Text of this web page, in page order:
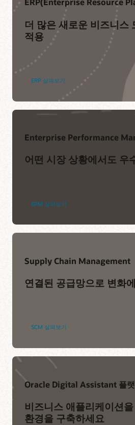
동료들이 활동하는 커뮤니티에 참여
Cloud Customer Connect는 Oracle의
클라우드 커뮤니티입니다. 20만 명 이
커뮤니티는 P2P 협업 및 모범 사례, 제
공유를 위해 만들어졌습니다.
Cloud Migration Services로의 도약
파트너 찾기
더 많은 새로운 비즈니스
적용
ERP 살펴보기
Enterprise Performance
어떤 시장 상황에서도 우
EPM 살펴보기
Supply Chain Management
연결된 공급망으로 변화
SCM 살펴보기
Oracle Digital Assistant 플
비즈니스 애플리케이션
환경을 구축하세요